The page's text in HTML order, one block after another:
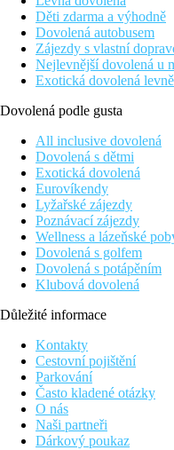
Děti zdarma a výhodně
Dovolená autobusem
Zájezdy s vlastní
Nejlevnější dovolená u
Exotická dovolená levně
Dovolená podle gusta
All inclusive dovolená
Dovolená s dětmi
Exotická dovolená
Eurovíkendy
Lyžařské zájezdy
Poznávací zájezdy
Wellness a lázeňské
Dovolená s golfem
Dovolená s potápěním
Klubová dovolená
Důležité informace
Kontakty
Cestovní pojištění
Parkování
Často kladené otázky
O nás
Naši partneři
Dárkový poukaz